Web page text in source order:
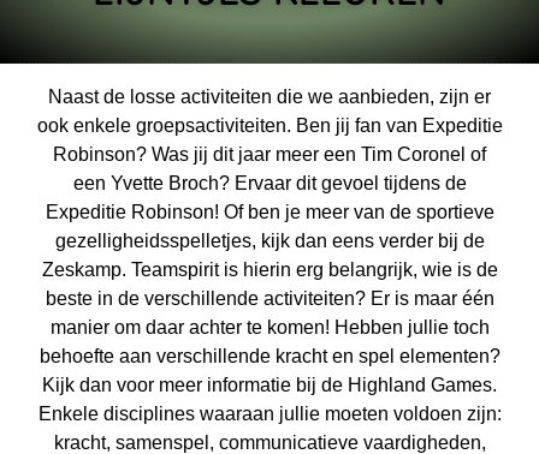
Naast de losse activiteiten die we aanbieden, zijn er
ook enkele groepsactiviteiten. Ben jij fan van Expeditie
Robinson? Was jij dit jaar meer een Tim Coronel of
een Yvette Broch? Ervaar dit gevoel tijdens de
Expeditie Robinson! Of ben je meer van de sportieve
gezelligheidsspelletjes, kijk dan eens verder bij de
Zeskamp. Teamspirit is hierin erg belangrijk, wie is de
beste in de verschillende activiteiten? Er is maar één
manier om daar achter te komen! Hebben jullie toch
behoefte aan verschillende kracht en spel elementen?
Kijk dan voor meer informatie bij de Highland Games.
Enkele disciplines waaraan jullie moeten voldoen zijn:
kracht, samenspel, communicatieve vaardigheden,